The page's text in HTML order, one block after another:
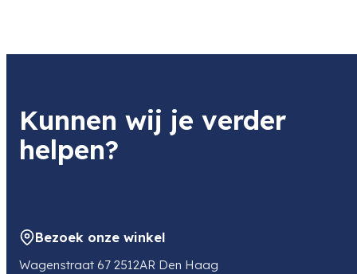
Kunnen wij je verder
helpen?
Bezoek onze winkel
Wagenstraat 67 2512AR Den Haag